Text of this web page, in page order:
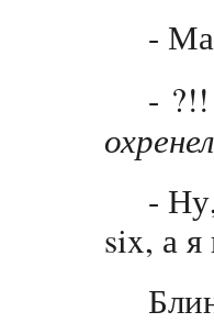
-
-
-
six, а